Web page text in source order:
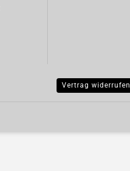
Vertrag widerrufen